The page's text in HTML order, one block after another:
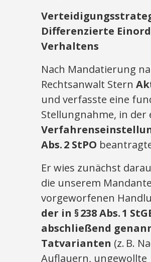
Differenzierte
Verhaltens
Nach Mandatierung
Rechtsanwalt Stern
und verfasste eine
Stellungnahme, in der
Abs.2 StPO
Er wies zunächst
die unserem
vorgeworfenen
der in §238 Abs.1
abschließend
Tatvarianten (z. B.
Auflauern, ungewollte